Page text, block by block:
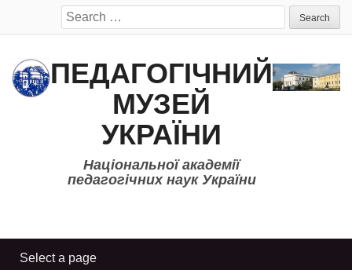
Search
for:
ПЕДАГОГІЧНИЙ
МУЗЕЙ
УКРАЇНИ
Національної академії
педагогічних наук України